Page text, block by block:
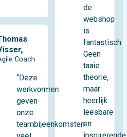
Coach
“Deze
werkvormen
geven
onze
teambijeenkomsten
de
webshop
is
fantastisch.
Geen
taaie
theorie,
maar
heerlijk
leesbare
en